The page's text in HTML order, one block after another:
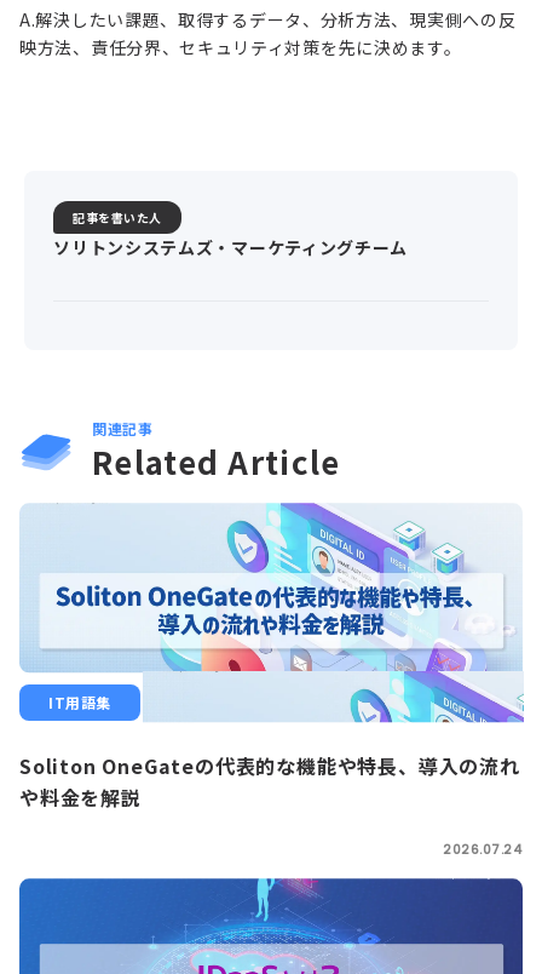
A.解決したい課題、取得するデータ、分析方法、現実側への反
映方法、責任分界、セキュリティ対策を先に決めます。
記事を書いた人
ソリトンシステムズ・マーケティングチーム
関連記事
Related Article
IT用語集
Soliton OneGateの代表的な機能や特長、導入の流れ
や料金を解説
2026.07.24